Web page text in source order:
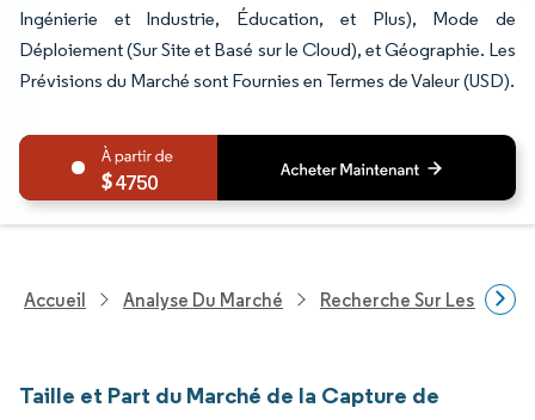
Ingénierie et Industrie, Éducation, et Plus), Mode de
Déploiement (Sur Site et Basé sur le Cloud), et Géographie. Les
Prévisions du Marché sont Fournies en Termes de Valeur (USD).
4750
Accueil Analyse Du Marché Recherche Sur Les
Taille et Part du Marché de la Capture de